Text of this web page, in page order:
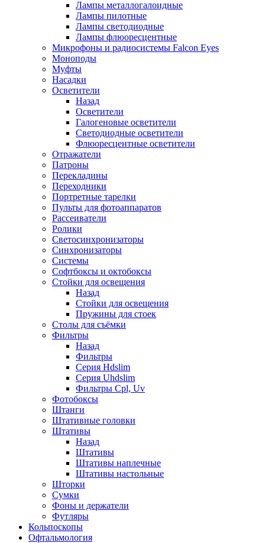
Лампы металлогалоидные
Лампы пилотные
Лампы светодиодные
Лампы флюоресцентные
Микрофоны и радиосистемы Falcon Eyes
Моноподы
Муфты
Насадки
Осветители
Назад
Осветители
Галогеновые осветители
Светодиодные осветители
Флюоресцентные осветители
Отражатели
Патроны
Перекладины
Переходники
Портретные тарелки
Пульты для фотоаппаратов
Рассеиватели
Ролики
Светосинхронизаторы
Синхронизаторы
Системы
Софтбоксы и октобоксы
Стойки для освещения
Назад
Стойки для освещения
Пружины для стоек
Столы для съёмки
Фильтры
Назад
Фильтры
Серия Hdslim
Серия Uhdslim
Фильтры Cpl, Uv
Фотобоксы
Штанги
Штативные головки
Штативы
Назад
Штативы
Штативы наплечные
Штативы настольные
Шторки
Сумки
Фоны и держатели
Футляры
Кольпоскопы
Офтальмология